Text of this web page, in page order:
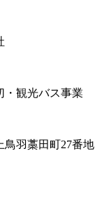
・観光バス事業
鳥羽藁田町27番地